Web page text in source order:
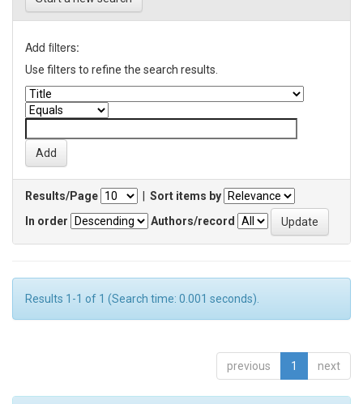
Add filters:
Use filters to refine the search results.
Results/Page
Sort items by
In order
Authors/record
Results 1-1 of 1 (Search time: 0.001 seconds).
previous 1 next